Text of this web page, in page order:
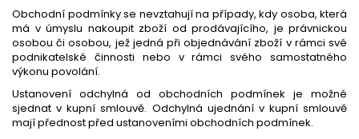
Obchodní podmínky se nevztahují na případy, kdy osoba, která
má v úmyslu nakoupit zboží od prodávajícího, je právnickou
osobou či osobou, jež jedná při objednávání zboží v rámci své
podnikatelské činnosti nebo v rámci svého samostatného
výkonu povolání.
Ustanovení odchylná od obchodních podmínek je možné
sjednat v kupní smlouvě. Odchylná ujednání v kupní smlouvě
mají přednost před ustanoveními obchodních podmínek.